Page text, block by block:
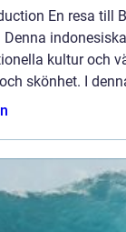
En resa till
Denna
kultur och
skönhet. I